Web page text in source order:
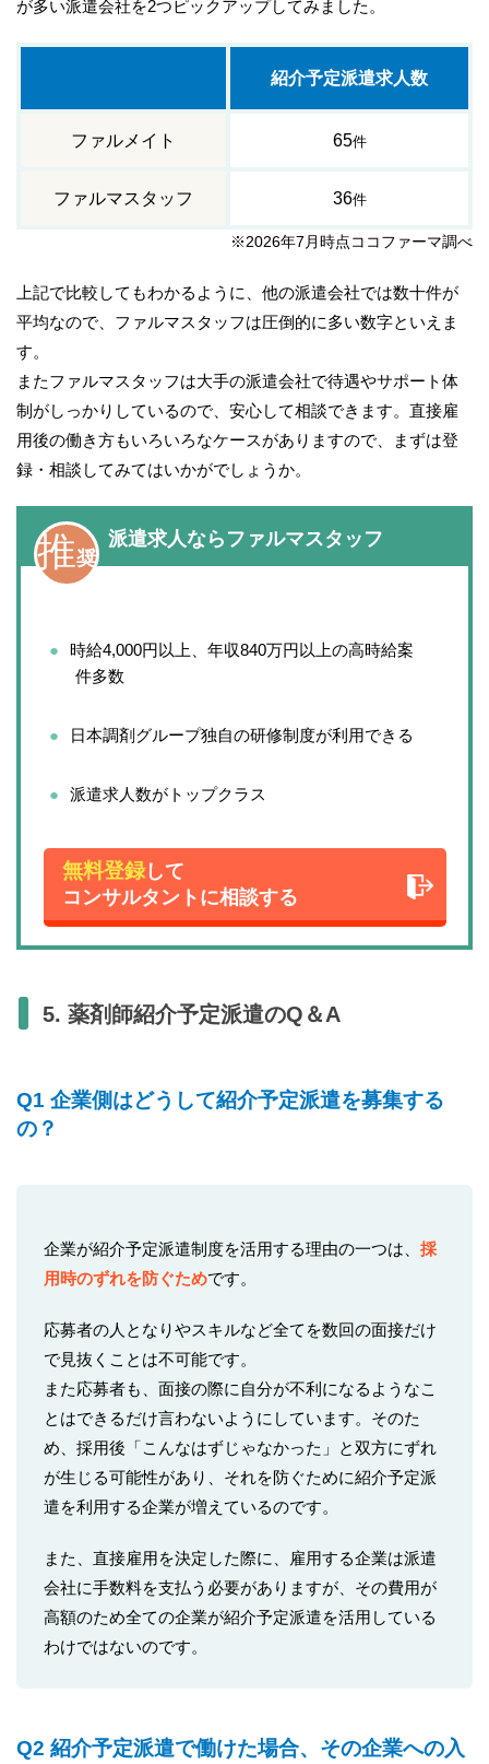
が多い派遣会社を2つピックアップしてみました。
紹介予定派遣求人数
ファルメイト 65件
ファルマスタッフ 36件
※2026年7月時点ココファーマ調べ
上記で比較してもわかるように、他の派遣会社では数十件が
平均なので、ファルマスタッフは圧倒的に多い数字といえま
す。
またファルマスタッフは大手の派遣会社で待遇やサポート体
制がしっかりしているので、安心して相談できます。直接雇
用後の働き方もいろいろなケースがありますので、まずは登
録・相談してみてはいかがでしょうか。
推奨
派遣求人ならファルマスタッフ
時給4,000円以上、年収840万円以上の高時給案
件多数
日本調剤グループ独自の研修制度が利用できる
派遣求人数がトップクラス
無料登録 して
コンサルタントに相談する
5. 薬剤師紹介予定派遣のQ＆A
Q1 企業側はどうして紹介予定派遣を募集する
の？
企業が紹介予定派遣制度を活用する理由の一つは、採
用時のずれを防ぐためです。
応募者の人となりやスキルなど全てを数回の面接だけ
で見抜くことは不可能です。
また応募者も、面接の際に自分が不利になるようなこ
とはできるだけ言わないようにしています。そのた
め、採用後「こんなはずじゃなかった」と双方にずれ
が生じる可能性があり、それを防ぐために紹介予定派
遣を利用する企業が増えているのです。
また、直接雇用を決定した際に、雇用する企業は派遣
会社に手数料を支払う必要がありますが、その費用が
高額のため全ての企業が紹介予定派遣を活用している
わけではないのです。
Q2 紹介予定派遣で働けた場合、その企業への入